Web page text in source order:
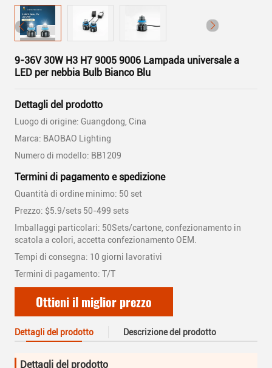
9-36V 30W H3 H7 9005 9006 Lampada universale a
LED per nebbia Bulb Bianco Blu
Dettagli del prodotto
Luogo di origine: Guangdong, Cina
Marca: BAOBAO Lighting
Numero di modello: BB1209
Termini di pagamento e spedizione
Quantità di ordine minimo: 50 set
Prezzo: $5.9/sets 50-499 sets
Imballaggi particolari: 50Sets/cartone, confezionamento in
scatola a colori, accetta confezionamento OEM.
Tempi di consegna: 10 giorni lavorativi
Termini di pagamento: T/T
Ottieni il miglior prezzo
Dettagli del prodotto Descrizione del prodotto
Dettagli del prodotto